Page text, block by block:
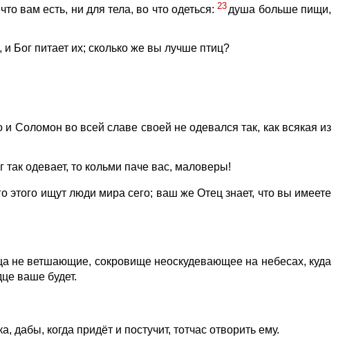
вам есть, ни для тела, во что одеться:23душа больше пищи,
Бог питает их; сколько же вы лучше птиц?
Соломон во всей славе своей не одевался так, как всякая из
так одевает, то кольми паче вас, маловеры!
этого ищут люди мира сего; ваш же Отец знает, что вы имеете
не ветшающие, сокровище неоскудевающее на небесах, куда
ваше будет.
когда придёт и постучит, тотчас отворить ему.